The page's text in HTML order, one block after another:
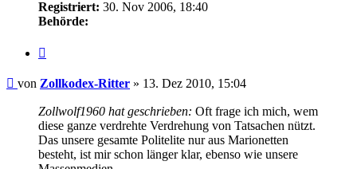
Registriert: 30. Nov 2006, 18:40
Behörde:
Beitrag
von Zollkodex-Ritter » 13. Dez 2010, 15:04
Zollwolf1960 hat geschrieben: Oft frage ich mich, wem
diese ganze verdrehte Verdrehung von Tatsachen nützt.
Das unsere gesamte Politelite nur aus Marionetten
besteht, ist mir schon länger klar, ebenso wie unsere